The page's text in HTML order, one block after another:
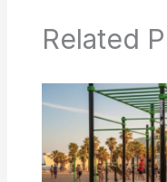
Related